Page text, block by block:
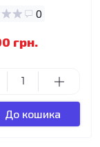
0
грн.
До кошика